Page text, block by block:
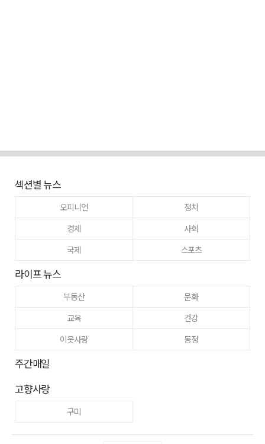
섹션별 뉴스
오피니언
정치
경제
사회
국제
스포츠
라이프 뉴스
부동산
문화
교육
건강
이웃사랑
동정
주간매일
고향사랑
구미